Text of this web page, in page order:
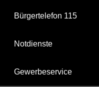
Bürgertelefon 115
Notdienste
Gewerbeservice